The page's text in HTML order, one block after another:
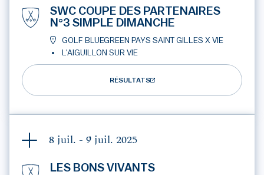
SWC COUPE DES PARTENAIRES
N°3 SIMPLE DIMANCHE
GOLF BLUEGREEN PAYS SAINT GILLES X VIE
L'AIGUILLON SUR VIE
RÉSULTATS
8 juil. - 9 juil. 2025
LES BONS VIVANTS